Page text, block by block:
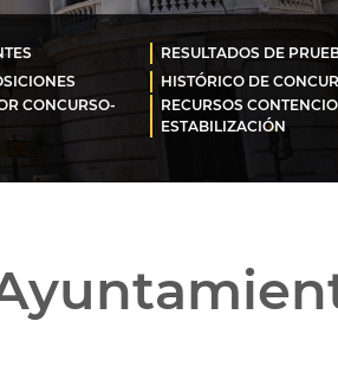
RESULTADOS DE
HISTÓRICO DE
CONCURSO-
RECURSOS
ESTABILIZACIÓN